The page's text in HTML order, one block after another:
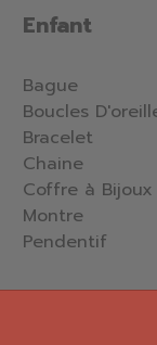
Enfant
Bague
Boucles
Bracelet
Chaine
Coffre à Bijoux
Montre
Pendentif